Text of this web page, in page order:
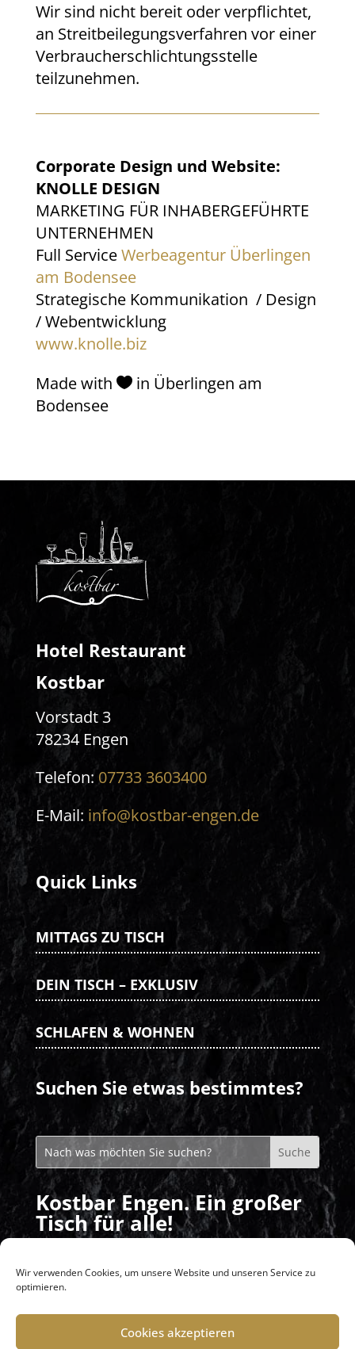
Wir verwenden Cookies, um unsere Website und unseren Service zu
optimieren.
Cookies akzeptieren
Wir sind nicht bereit oder verpflichtet,
an Streitbeilegungsverfahren vor einer
Verbraucherschlichtungsstelle
teilzunehmen.
Corporate Design und Website:
KNOLLE DESIGN
MARKETING FÜR INHABERGEFÜHRTE
UNTERNEHMEN
Full ServiceWerbeagentur Überlingen
am Bodensee
Strategische Kommunikation / Design
/ Webentwicklung
www.knolle.biz
Madewith
in Überlingen am
Bodensee
Hotel Restaurant
Kostbar
Vorstadt 3
78234 Engen
Telefon: 07733 3603400
E-Mail: info@kostbar-engen.de
Quick Links
MITTAGS ZU TISCH
DEIN TISCH – EXKLUSIV
SCHLAFEN & WOHNEN
Suchen Sie etwas bestimmtes?
Kostbar Engen. Ein großer
Tisch für alle!
11:30 – 14:00 Uhr
Abends: nach Vereinbarung / Buchung